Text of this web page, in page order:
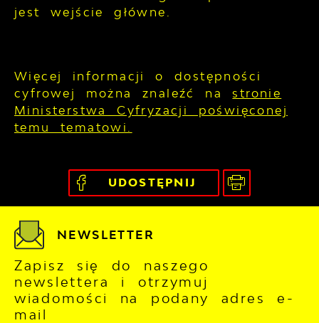
jest wejście główne.
Więcej informacji o dostępności
cyfrowej można znaleźć nastronie
Ministerstwa Cyfryzacji poświęconej
temu tematowi.
UDOSTĘPNIJ
NEWSLETTER
Zapisz się do naszego
newslettera i otrzymuj
wiadomości na podany adres e-
mail